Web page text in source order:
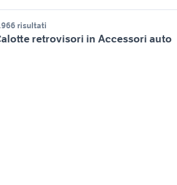
risultati
retrovisori in Accessori auto